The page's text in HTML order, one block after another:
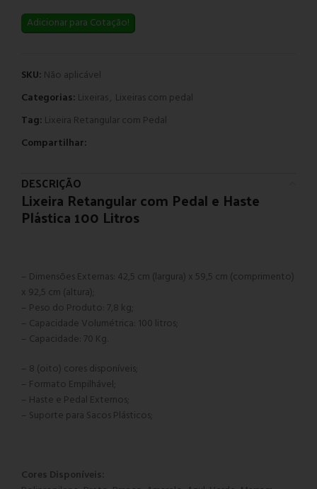
Adicionar para Cotação!
SKU: Não aplicável
Categorias: Lixeiras, Lixeiras com pedal
Tag: Lixeira Retangular com Pedal
Compartilhar:
DESCRIÇÃO
Lixeira Retangular com Pedal e Haste
Plástica 100 Litros
– Dimensões Externas: 42,5 cm (largura) x 59,5 cm (comprimento)
x 92,5 cm (altura);
– Peso do Produto: 7,8 kg;
– Capacidade Volumétrica: 100 litros;
– Capacidade: 70 Kg.
– 8 (oito) cores disponíveis;
– Formato Empilhável;
– Haste e Pedal Externos;
– Suporte para Sacos Plásticos;
Cores Disponíveis: